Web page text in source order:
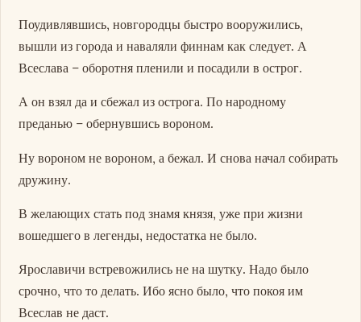
Поудивлявшись, новгородцы быстро вооружились,
вышли из города и наваляли финнам как следует. А
Всеслава – оборотня пленили и посадили в острог.
А он взял да и сбежал из острога. По народному
преданью – обернувшись вороном.
Ну вороном не вороном, а бежал. И снова начал собирать
дружину.
В желающих стать под знамя князя, уже при жизни
вошедшего в легенды, недостатка не было.
Ярославичи встревожились не на шутку. Надо было
срочно, что то делать. Ибо ясно было, что покоя им
Всеслав не даст.